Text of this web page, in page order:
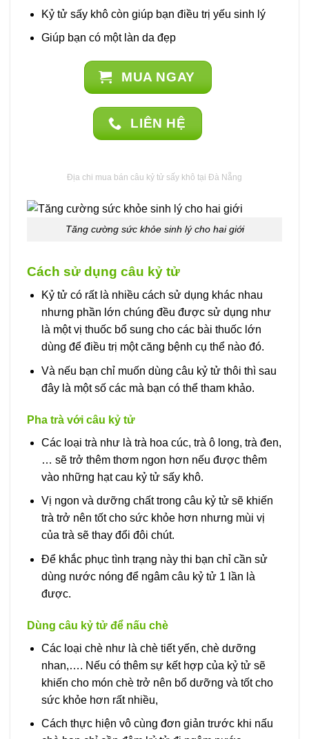
Kỷ tử sấy khô còn giúp bạn điều trị yếu sinh lý
Giúp bạn có một làn da đẹp
MUA NGAY
LIÊN HỆ
Địa chi mua bán câu kỷ tử sấy khô tại Đà Nẵng
Tăng cường sức khỏe sinh lý cho hai giới
Cách sử dụng câu kỷ tử
Kỷ tử có rất là nhiều cách sử dụng khác nhau
nhưng phần lớn chúng đều được sử dụng như
là một vị thuốc bổ sung cho các bài thuốc lớn
dùng để điều trị một căng bệnh cụ thể nào đó.
Và nếu bạn chỉ muốn dùng câu kỷ tử thôi thì sau
đây là một số các mà bạn có thể tham khảo.
Pha trà với câu kỷ tử
Các loại trà như là trà hoa cúc, trà ô long, trà đen,
… sẽ trở thêm thơm ngon hơn nếu được thêm
vào những hạt cau kỷ tử sấy khô.
Vị ngon và dưỡng chất trong câu kỷ tử sẽ khiến
trà trở nên tốt cho sức khỏe hơn nhưng mùi vị
của trà sẽ thay đổi đôi chút.
Để khắc phục tình trạng này thi bạn chỉ cần sử
dùng nước nóng để ngâm câu kỷ tử 1 lần là
được.
Dùng câu kỷ tử để nấu chè
Các loại chè như là chè tiết yến, chè dưỡng
nhan,…. Nếu có thêm sự kết hợp của kỷ tử sẽ
khiến cho món chè trở nên bổ dưỡng và tốt cho
sức khỏe hơn rất nhiều,
Cách thực hiện vô cùng đơn giản trước khi nấu